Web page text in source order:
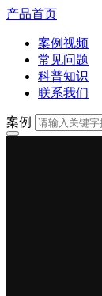
产品首页
案例视频
常见问题
科普知识
联系我们
案例